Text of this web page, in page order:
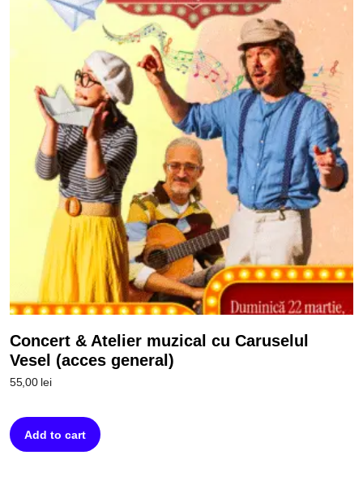
Concert & Atelier muzical cu Caruselul
Vesel (acces general)
55,00 lei
Add to cart